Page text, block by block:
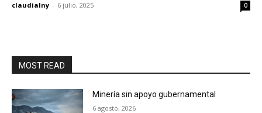
claudialny - 6 julio, 2025 0
MOST READ
Minería sin apoyo gubernamental
6 agosto, 2026